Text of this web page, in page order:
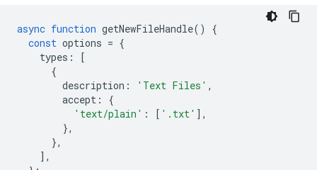
async function getNewFileHandle()
{
const options = {
types :
[
{
description : 'Text Files' ,
accept :
{
'text/plain' : [ '.txt' ],
},
},
],